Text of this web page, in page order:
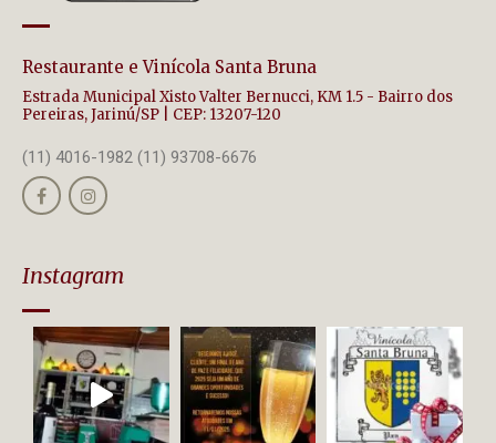
Restaurante e Vinícola Santa Bruna
Estrada Municipal Xisto Valter Bernucci, KM 1.5 - Bairro dos
Pereiras, Jarinú/SP | CEP: 13207-120
(11) 4016-1982 (11) 93708-6676
Instagram